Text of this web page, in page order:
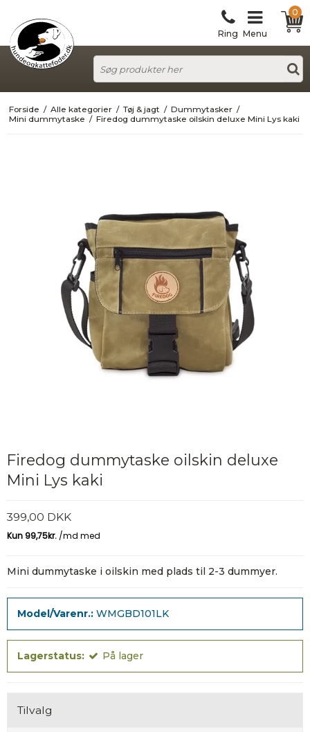
Ring Menu
0
Forside / Alle kategorier / Tøj & jagt / Dummytasker /
Mini dummytaske / Firedog dummytaske oilskin deluxe Mini Lys kaki
Firedog dummytaske oilskin deluxe
Mini Lys kaki
399,00 DKK
Mini dummytaske i oilskin med plads til 2-3 dummyer.
Model/Varenr.: WMGBD101LK
Lagerstatus: På lager
Tilvalg